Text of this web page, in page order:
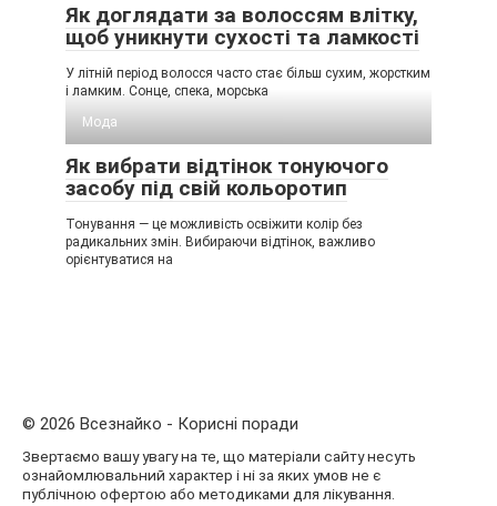
Як доглядати за волоссям влітку,
щоб уникнути сухості та ламкості
У літній період волосся часто стає більш сухим, жорстким
і ламким. Сонце, спека, морська
Мода
Як вибрати відтінок тонуючого
засобу під свій кольоротип
Тонування — це можливість освіжити колір без
радикальних змін. Вибираючи відтінок, важливо
орієнтуватися на
© 2026 Всезнайко - Корисні поради
Звертаємо вашу увагу на те, що матеріали сайту несуть
ознайомлювальний характер і ні за яких умов не є
публічною офертою або методиками для лікування.